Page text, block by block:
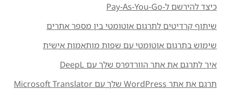
כיצד להירשם ל-Pay-As-You-Go
שיתוף קרדיטים לתרגום אוטומטי בין מספר אתרים
שימוש בתרגום אוטומטי עם שפות מותאמות אישית
איך לתרגם את אתר הוורדפרס שלך עם DeepL
תרגם את אתר WordPress שלך עם Microsoft Translator